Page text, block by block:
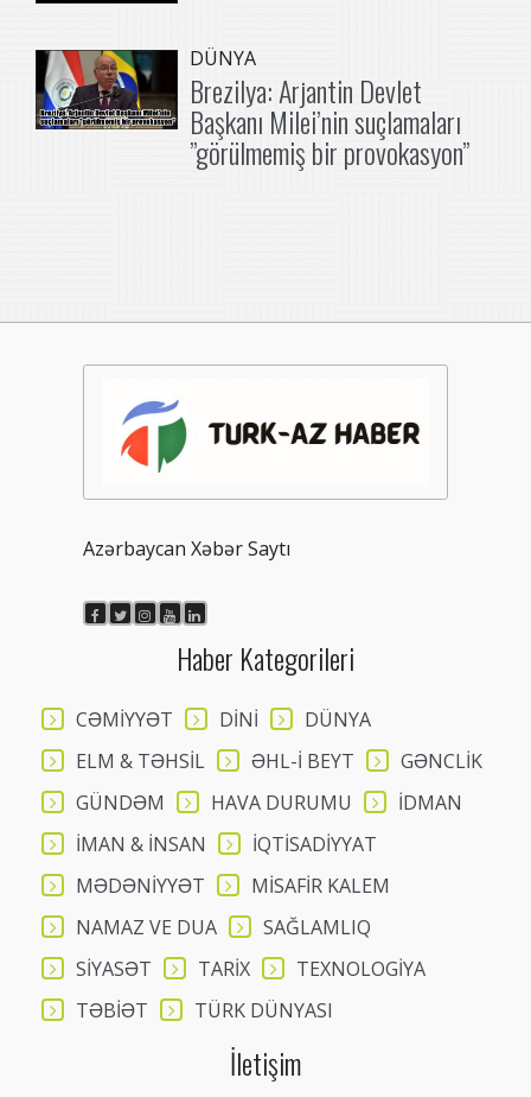
DÜNYA
Brezilya: Arjantin Devlet
Başkanı Milei’nin suçlamaları
”görülmemiş bir provokasyon”
Azərbaycan Xəbər Saytı
Haber Kategorileri
CƏMİYYƏT DİNİ
DÜNYA
ELM & TƏHSİL
ƏHL-İ BEYT
GƏNCLİK
GÜNDƏM
HAVA DURUMU
İDMAN
İMAN & İNSAN
İQTİSADİYYAT
MƏDƏNİYYƏT
MİSAFİR KALEM
NAMAZ VE DUA
SAĞLAMLIQ
SİYASƏT
TARİX
TEXNOLOGİYA
TƏBİƏT
TÜRK DÜNYASI
İletişim